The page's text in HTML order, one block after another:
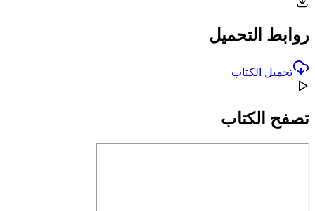
روابط التحميل
تحميل الكتاب
تصفح الكتاب